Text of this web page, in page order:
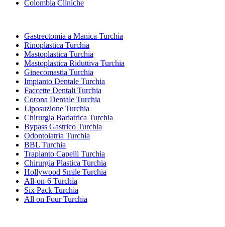
Colombia Cliniche
Gastrectomia a Manica Turchia
Rinoplastica Turchia
Mastoplastica Turchia
Mastoplastica Riduttiva Turchia
Ginecomastia Turchia
Impianto Dentale Turchia
Faccette Dentali Turchia
Corona Dentale Turchia
Liposuzione Turchia
Chirurgia Bariatrica Turchia
Bypass Gastrico Turchia
Odontoiatria Turchia
BBL Turchia
Trapianto Capelli Turchia
Chirurgia Plastica Turchia
Hollywood Smile Turchia
All-on-6 Turchia
Six Pack Turchia
All on Four Turchia